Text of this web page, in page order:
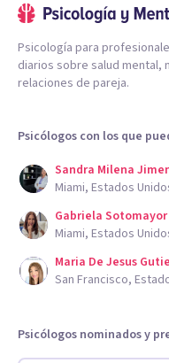
Psicología para
diarios sobre salud
relaciones de pareja.
Psicólogos con los que
Sandra Milena
Miami, Estados
Gabriela Sotomayor
Miami, Estados
Maria De Jesus
San Francisco,
Psicólogos nominados y